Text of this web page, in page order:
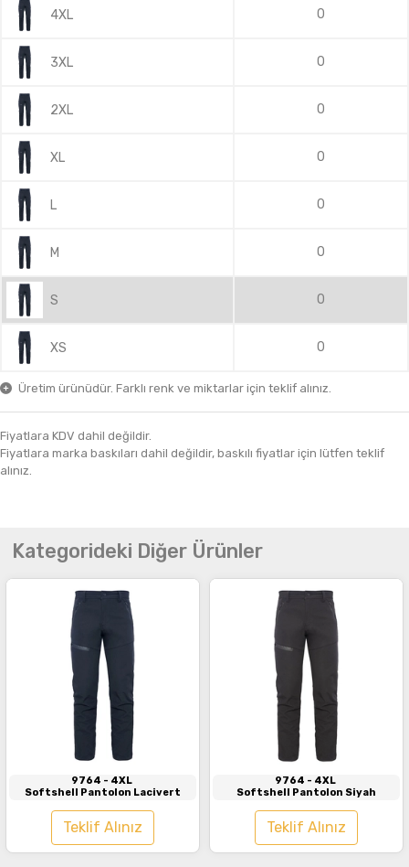
4XL 0
3XL 0
2XL 0
XL 0
L 0
M 0
S 0
XS 0
Üretim ürünüdür. Farklı renk ve miktarlar için teklif alınız.
Fiyatlara KDV dahil değildir.
Fiyatlara marka baskıları dahil değildir, baskılı fiyatlar için lütfen teklif
alınız.
Kategorideki Diğer Ürünler
İncele
9764 - 4XL
Softshell Pantolon Lacivert
Teklif Alınız
İncele
9764 - 4XL
Softshell Pantolon Siyah
Teklif Alınız